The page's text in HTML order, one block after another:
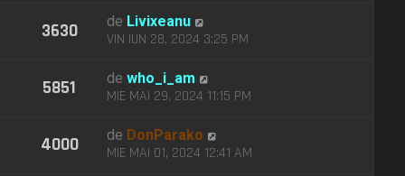
3630 de Livixeanu
VIN IUN 28, 2024 3:25 PM
5851 dewho_i_am
MIE MAI 29, 2024 11:15 PM
4000 de DonParako
MIE MAI 01, 2024 12:41 AM